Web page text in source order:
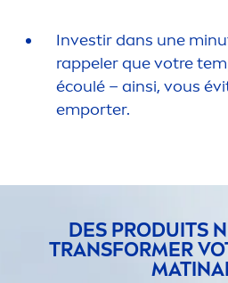
Investir dans une
rappeler que votre
écoulé – ainsi, vous
emporter.
DES PRODUITS
TRANSFORMER